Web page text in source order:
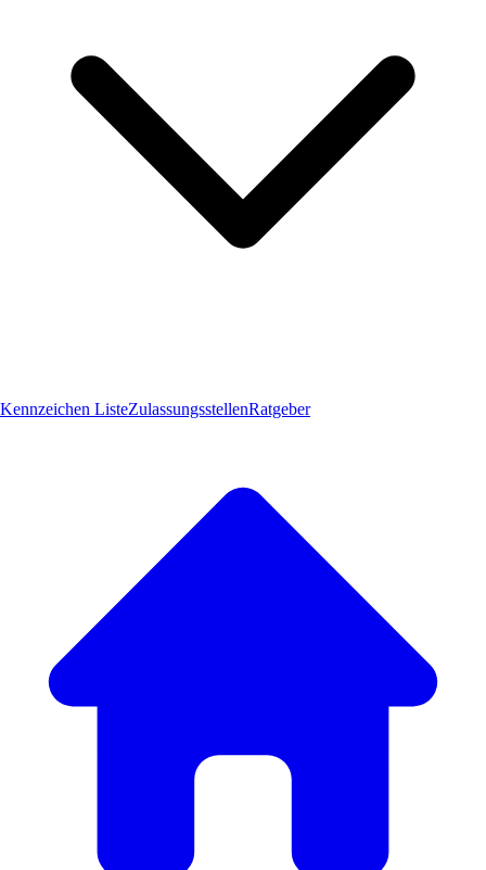
Kennzeichen ListeZulassungsstellenRatgeber